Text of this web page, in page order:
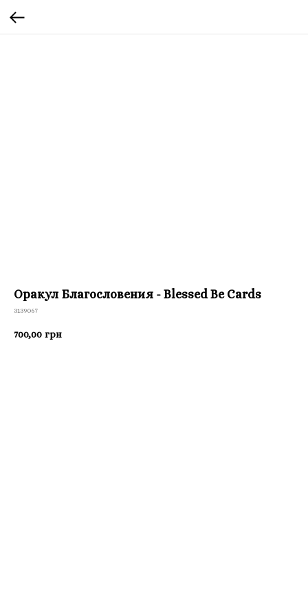
Оракул Благословения - Blessed Be Cards
3139067
700,00 грн